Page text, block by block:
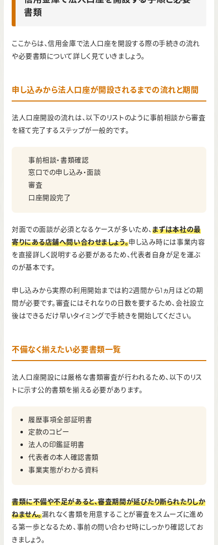
書類
ここからは、信用金庫で法人口座を開設する際の手続きの流れ
や必要書類について詳しく見ていきましょう。
申し込みから法人口座が開設されるまでの流れと期間
法人口座開設の流れは、以下のリストのように事前相談から審査
を経て完了するステップが一般的です。
事前相談・書類確認
窓口での申し込み・面談
審査
口座開設完了
対面での面談が必須となるケースが多いため、まずは本社の最
寄りにある店舗へ問い合わせましょう。申し込み時には事業内容
を直接詳しく説明する必要があるため、代表者自身が足を運ぶ
のが基本です。
申し込みから実際の利用開始までは約2週間から1ヵ月ほどの期
間が必要です。審査にはそれなりの日数を要するため、会社設立
後はできるだけ早いタイミングで手続きを開始してください。
不備なく揃えたい必要書類一覧
法人口座開設には厳格な書類審査が行われるため、以下のリス
トに示す公的書類を揃える必要があります。
履歴事項全部証明書
定款のコピー
法人の印鑑証明書
代表者の本人確認書類
事業実態がわかる資料
書類に不備や不足があると、審査期間が延びたり断られたりしか
ねません。漏れなく書類を用意することが審査をスムーズに進め
る第一歩となるため、事前の問い合わせ時にしっかり確認してお
きましょう。